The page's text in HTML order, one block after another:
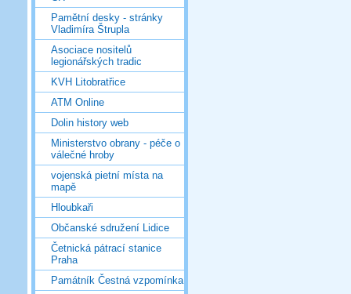
Pamětní desky - stránky
Vladimíra Štrupla
Asociace nositelů
legionářských tradic
KVH Litobratřice
ATM Online
Dolin history web
Ministerstvo obrany - péče o
válečné hroby
vojenská pietní místa na
mapě
Hloubkaři
Občanské sdružení Lidice
Četnická pátrací stanice
Praha
Památník Čestná vzpomínka